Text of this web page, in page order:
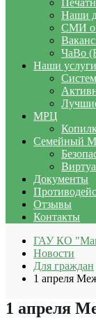
Наши
СМИ о
ЧаВо
Наши услуги
МРЦ
Семейный
Документы
Отзывы
Контакты
ГАУ КО
Новости
Для граждан
1 апреля
1 апреля